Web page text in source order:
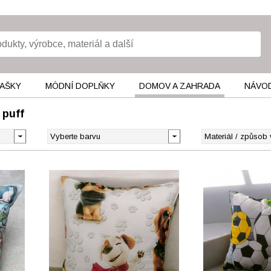
MÓDNÍ DOPLŇKY DOMOV A ZAHRADA
puff